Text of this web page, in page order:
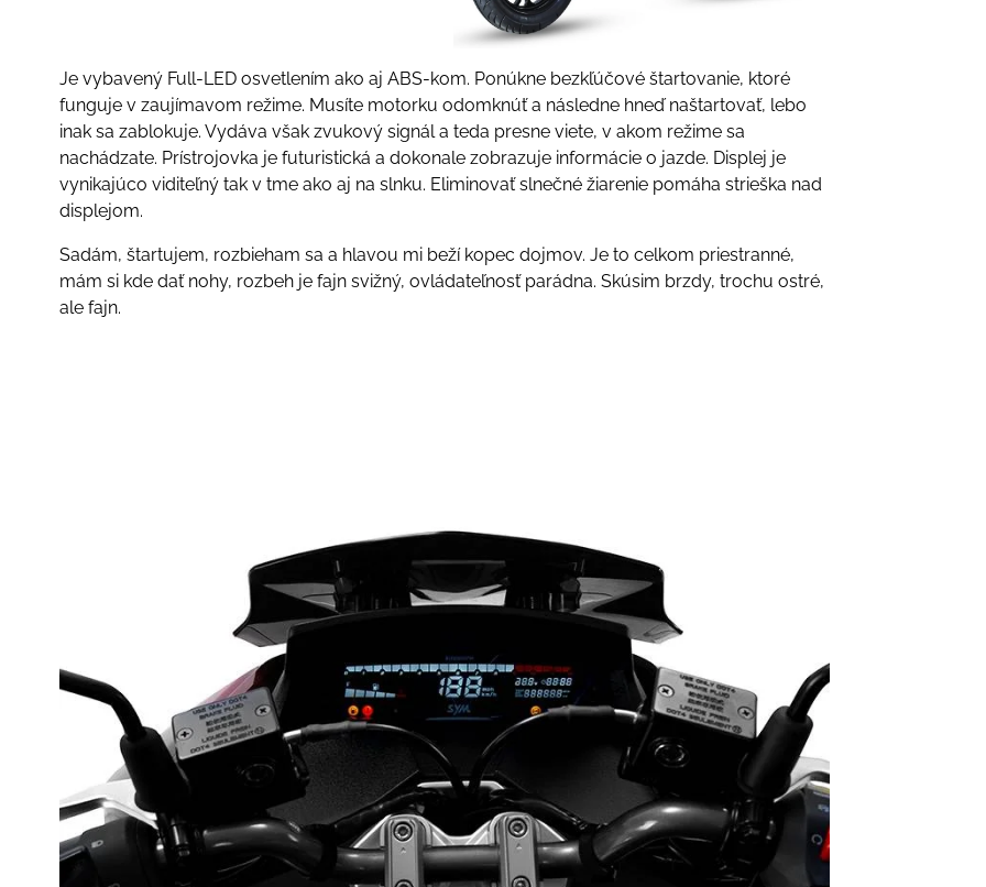
Je vybavený Full-LED osvetlením ako aj ABS-kom. Ponúkne bezkľúčové štartovanie, ktoré
funguje v zaujímavom režime. Musíte motorku odomknúť a následne hneď naštartovať, lebo
inak sa zablokuje. Vydáva však zvukový signál a teda presne viete, v akom režime sa
nachádzate. Prístrojovka je futuristická a dokonale zobrazuje informácie o jazde. Displej je
vynikajúco viditeľný tak v tme ako aj na slnku. Eliminovať slnečné žiarenie pomáha strieška nad
displejom.
Sadám, štartujem, rozbieham sa a hlavou mi beží kopec dojmov. Je to celkom priestranné,
mám si kde dať nohy, rozbeh je fajn svižný, ovládateľnosť parádna. Skúsim brzdy, trochu ostré,
ale fajn.